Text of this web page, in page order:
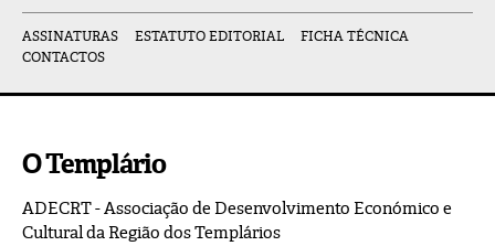
ASSINATURAS ESTATUTO EDITORIAL
FICHA TÉCNICA
CONTACTOS
O Templário
ADECRT - Associação de Desenvolvimento Económico e
Cultural da Região dos Templários